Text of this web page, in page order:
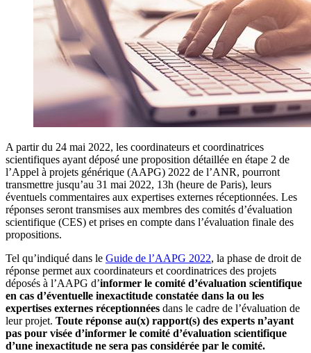
A partir du 24 mai 2022, les coordinateurs et coordinatrices
scientifiques ayant déposé une proposition détaillée en étape 2 de
l’Appel à projets générique (AAPG) 2022 de l’ANR, pourront
transmettre jusqu’au 31 mai 2022, 13h (heure de Paris), leurs
éventuels commentaires aux expertises externes réceptionnées. Les
réponses seront transmises aux membres des comités d’évaluation
scientifique (CES) et prises en compte dans l’évaluation finale des
propositions.
Tel qu’indiqué dans le Guide de l’AAPG 2022, la phase de droit de
réponse permet aux coordinateurs et coordinatrices des projets
déposés à l’AAPG d’informer le comité d’évaluation scientifique
en cas d’éventuelle inexactitude constatée dans la ou les
expertises externes réceptionnées dans le cadre de l’évaluation de
leur projet. Toute réponse au(x) rapport(s) des experts n’ayant
pas pour visée d’informer le comité d’évaluation scientifique
d’une inexactitude ne sera pas considérée par le comité.